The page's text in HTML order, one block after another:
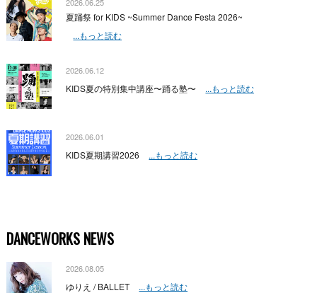
夏踊祭 for KIDS ~Summer Dance Festa 2026~
...もっと読む
2026.06.12
KIDS夏の特別集中講座〜踊る塾〜 ...もっと読む
2026.06.01
KIDS夏期講習2026 ...もっと読む
DANCEWORKS NEWS
2026.08.05
ゆりえ / BALLET ...もっと読む